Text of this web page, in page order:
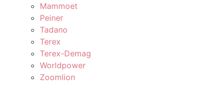
Mammoet
Peiner
Tadano
Terex
Terex-Demag
Worldpower
Zoomlion